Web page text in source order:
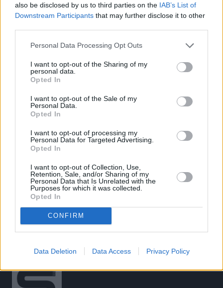
also be disclosed by us to third parties on the IAB’s List of
Downstream Participants that may further disclose it to other
Personal Data Processing Opt Outs
I want to opt-out of the Sharing of my
personal data.
Opted In
I want to opt-out of the Sale of my
Personal Data.
Opted In
I want to opt-out of processing my
Personal Data for Targeted Advertising.
Opted In
I want to opt-out of Collection, Use,
Retention, Sale, and/or Sharing of my
Personal Data that Is Unrelated with the
Purposes for which it was collected.
Opted In
CONFIRM
Data Deletion Data Access Privacy Policy
Το άρθρο δεν έχει ακόμα βαθμολογηθεί.
★★★
Σημαντική εξέλιξη για τρανς
Ολυμπιακών Αγώνων του 2024